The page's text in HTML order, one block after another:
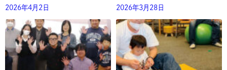
2026年4月2日 2026年3月28日